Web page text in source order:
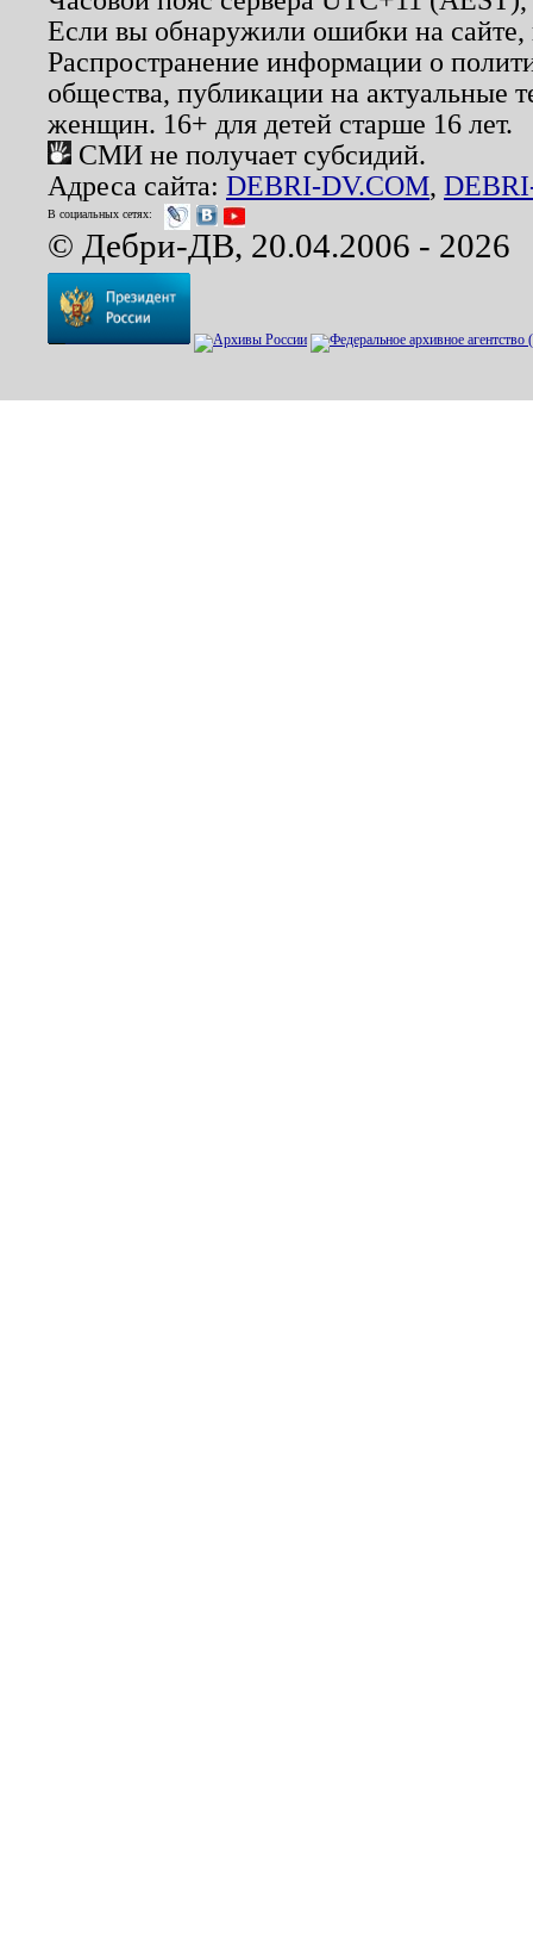
Если вы обнаружили ошибки на
Распространение информации о
общества, публикации на актуальные
женщин. 16+ для детей старше 16 лет.
СМИ не получает субсидий.
Адреса сайта: DEBRI-DV.COM,
В социальных сетях:
© Дебри-ДВ, 20.04.2006 - 2026